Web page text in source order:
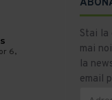
6,
Stai la
mai
la
email